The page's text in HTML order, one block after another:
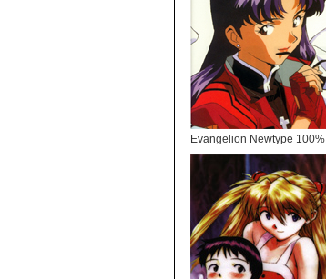
Evangelion Newtype 100%